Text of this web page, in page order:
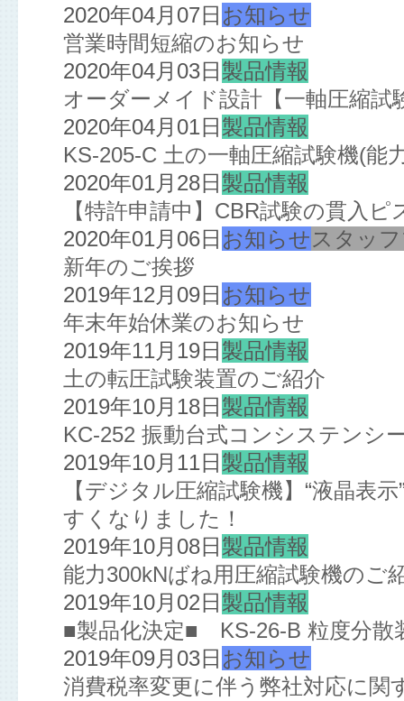
2020年04月07日 お知らせ
営業時間短縮のお知らせ
2020年04月03日 製品情報
オーダーメイド設計【一軸圧縮試
2020年04月01日 製品情報
KS-205-C 土の一軸圧縮試験機(能
2020年01月28日 製品情報
【特許申請中】CBR試験の貫入ピ
2020年01月06日 お知らせ スタッ
新年のご挨拶
2019年12月09日 お知らせ
年末年始休業のお知らせ
2019年11月19日 製品情報
土の転圧試験装置のご紹介
2019年10月18日 製品情報
KC-252 振動台式コンシステンシ
2019年10月11日 製品情報
【デジタル圧縮試験機】“液晶表
すくなりました！
2019年10月08日 製品情報
能力300kNばね用圧縮試験機のご
2019年10月02日 製品情報
■製品化決定■ KS-26-B 粒度分
2019年09月03日 お知らせ
消費税率変更に伴う弊社対応に関